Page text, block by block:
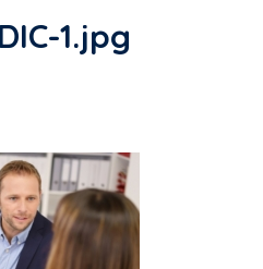
1.jpg